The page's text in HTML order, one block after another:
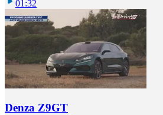
01:32
Denza Z9GT